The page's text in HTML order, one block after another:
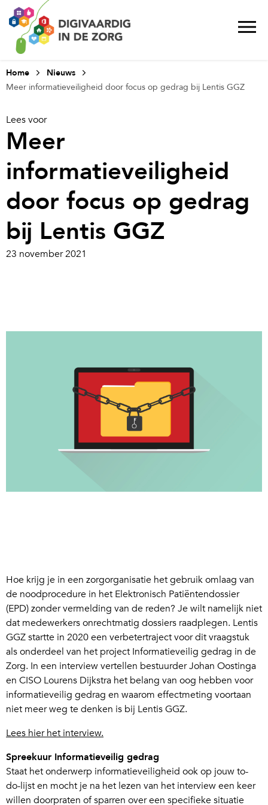
Home
Nieuws
Meer informatieveiligheid door focus op gedrag bij Lentis GGZ
Lees voor
Meer
informatieveiligheid
door focus op gedrag
bij Lentis GGZ
23 november 2021
Hoe krijg je in een zorgorganisatie het gebruik omlaag van
de noodprocedure in het Elektronisch Patiëntendossier
(EPD) zonder vermelding van de reden? Je wilt namelijk niet
dat medewerkers onrechtmatig dossiers raadplegen. Lentis
GGZ startte in 2020 een verbetertraject voor dit vraagstuk
als onderdeel van het project Informatieveilig gedrag in de
Zorg. In een interview vertellen bestuurder Johan Oostinga
en CISO Lourens Dijkstra het belang van oog hebben voor
informatieveilig gedrag en waarom effectmeting voortaan
niet meer weg te denken is bij Lentis GGZ.
Lees hier het interview.
Spreekuur Informatieveilig gedrag
Staat het onderwerp informatieveiligheid ook op jouw to-
do-lijst en mocht je na het lezen van het interview een keer
willen doorpraten of sparren over een specifieke situatie